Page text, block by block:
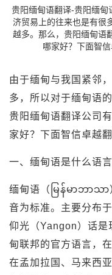
贵阳缅甸语翻译-贵阳缅甸
济贸易上的往来也是有很
越多。那么，贵阳缅甸语
哪家好？下面智
由于缅甸与我国紧邻
多，所以对于缅甸语
贵阳缅甸语翻译公司
家好？下面智信卓越
一、缅甸语是什么语言
缅甸语（မြန်မာဘာသာ
音为标准。主要分布
仰光（Yangon）话是
甸联邦的官方语言，
在孟加拉国、马来西